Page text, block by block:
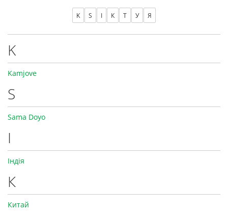
K S І К Т У Я
K
Kamjove
S
Sama Doyo
І
Індія
К
Китай